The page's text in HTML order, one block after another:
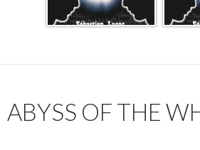
ABYSS OF THE